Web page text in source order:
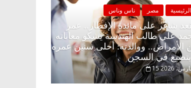
الرئيسية مصر ناس وناس
مقعد شاغر على مائدة الإفطار.. عمر
محمد علي طالب الهندسة يشكو
من الأمراض.. ووالدته: أحلى سنين
بتضيع في السجن
15 مارس، 2026
بلا زينة
ولمة